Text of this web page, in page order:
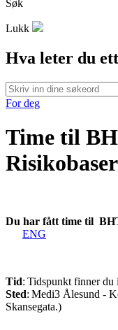
Søk
Lukk
Hva leter du
For deg
Time til
Du har fått time til
ENG
Tid: Tidspunkt finner du
Sted: Medi3 Ålesund -
Skansegata.)